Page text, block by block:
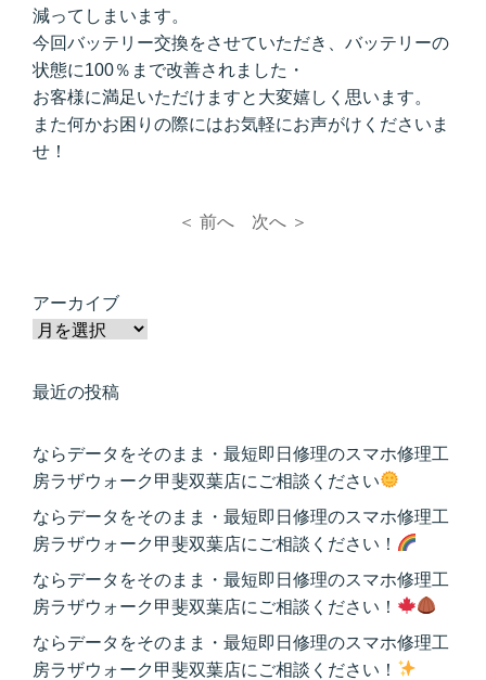
減ってしまいます。
今回バッテリー交換をさせていただき、バッテリーの
状態に100％まで改善されました・
お客様に満足いただけますと大変嬉しく思います。
また何かお困りの際にはお気軽にお声がけくださいま
せ！
＜ 前へ 次へ ＞
アーカイブ
最近の投稿
ならデータをそのまま・最短即日修理のスマホ修理工
房ラザウォーク甲斐双葉店にご相談ください
ならデータをそのまま・最短即日修理のスマホ修理工
房ラザウォーク甲斐双葉店にご相談ください！
ならデータをそのまま・最短即日修理のスマホ修理工
房ラザウォーク甲斐双葉店にご相談ください！
ならデータをそのまま・最短即日修理のスマホ修理工
房ラザウォーク甲斐双葉店にご相談ください！